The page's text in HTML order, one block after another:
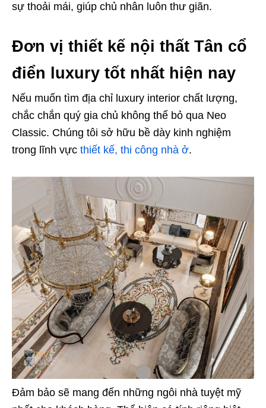
sự thoải mái, giúp chủ nhân luôn thư giãn.
Đơn vị thiết kế nội thất Tân cổ
điển luxury tốt nhất hiện nay
Nếu muốn tìm địa chỉ luxury interior chất lượng,
chắc chắn quý gia chủ không thể bỏ qua Neo
Classic. Chúng tôi sở hữu bề dày kinh nghiệm
trong lĩnh vực thiết kế, thi công nhà ở.
Đảm bảo sẽ mang đến những ngôi nhà tuyệt mỹ